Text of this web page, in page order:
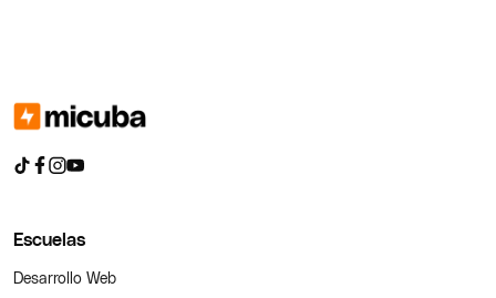
Escuelas
Desarrollo Web